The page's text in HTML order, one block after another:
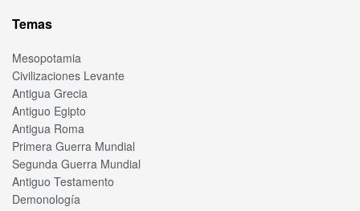
Temas
Mesopotamia
Civilizaciones Levante
Antigua Grecia
Antiguo Egipto
Antigua Roma
Primera Guerra Mundial
Segunda Guerra Mundial
Antiguo Testamento
Demonología